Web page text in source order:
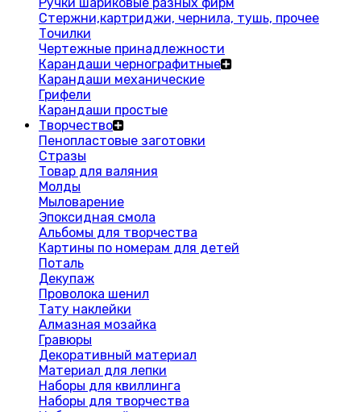
Стержни,картриджи, чернила, тушь, прочее
Точилки
Чертежные принадлежности
Карандаши чернографитные
Карандаши механические
Грифели
Карандаши простые
Творчество
Пенопластовые заготовки
Стразы
Товар для валяния
Молды
Мыловарение
Эпоксидная смола
Альбомы для творчества
Картины по номерам для детей
Поталь
Декупаж
Проволока шенил
Тату наклейки
Алмазная мозайка
Гравюры
Декоративный материал
Материал для лепки
Наборы для квиллинга
Наборы для творчества